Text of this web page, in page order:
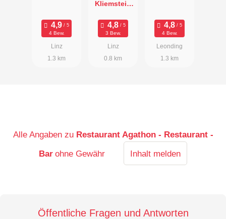
4 Bew.
Linz
1.3 km
Kliemstein
3 Bew.
Linz
0.8 km
4 Bew.
Leonding
1.3 km
Alle Angaben zu Restaurant Agathon - Restaurant -
Bar ohne Gewähr Inhalt melden
Öffentliche Fragen und Antworten